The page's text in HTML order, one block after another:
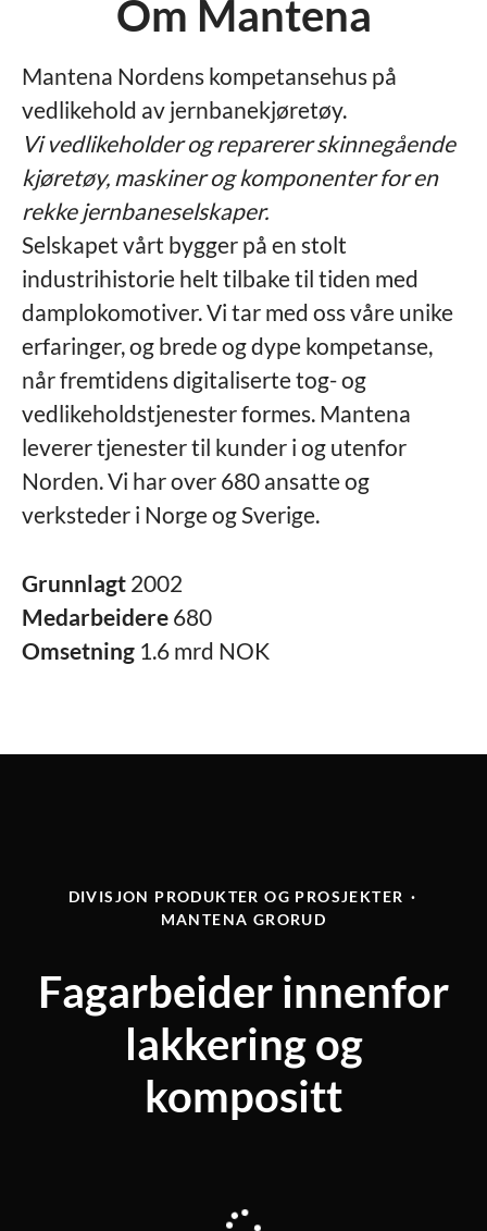
Om Mantena
Mantena Nordens kompetansehus på
vedlikehold av jernbanekjøretøy.
Vi vedlikeholder og reparerer skinnegående
kjøretøy, maskiner og komponenter for en
rekke jernbaneselskaper.
Selskapet vårt bygger på en stolt
industrihistorie helt tilbake til tiden med
damplokomotiver. Vi tar med oss våre unike
erfaringer, og brede og dype kompetanse,
når fremtidens digitaliserte tog- og
vedlikeholdstjenester formes. Mantena
leverer tjenester til kunder i og utenfor
Norden. Vi har over 680 ansatte og
verksteder i Norge og Sverige.
Grunnlagt 2002
Medarbeidere 680
Omsetning 1.6 mrd NOK
DIVISJON PRODUKTER OG PROSJEKTER ·
MANTENA GRORUD
Fagarbeider innenfor
lakkering og
kompositt